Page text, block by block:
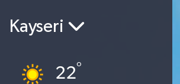
Kayseri
22°